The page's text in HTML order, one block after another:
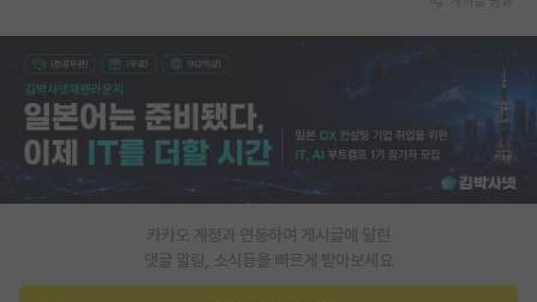
이벤트
반도체 아카데미
재팬라운지 🌸
카카오 계정과 연동하여 게시글에 달린
댓글 알람, 소식등을 빠르게 받아보세요